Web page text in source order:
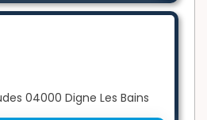
04000 Digne Les Bains